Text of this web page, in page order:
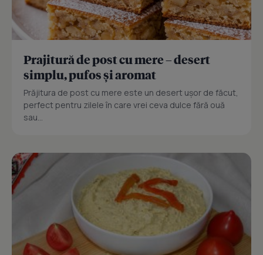
Prajitură de post cu mere – desert
simplu, pufos și aromat
Prăjitura de post cu mere este un desert ușor de făcut,
perfect pentru zilele în care vrei ceva dulce fără ouă
sau...